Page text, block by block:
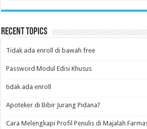
Recent Topics
Tidak ada enroll di bawah free
Password Modul Edisi Khusus
tidak ada enroll
Apoteker di Bibir Jurang Pidana?
Cara Melengkapi Profil Penulis di Majalah